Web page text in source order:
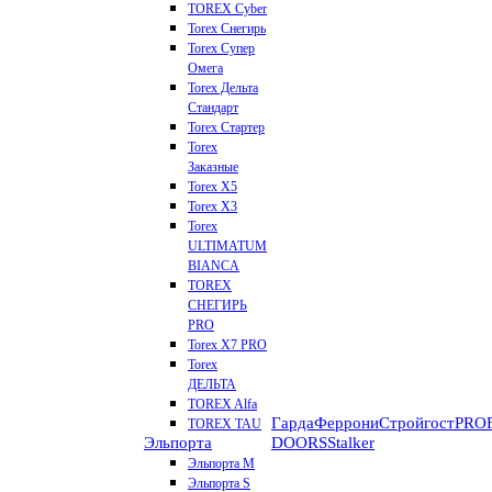
TOREX Cyber
Torex Снегирь
Torex Супер
Омега
Torex Дельта
Стандарт
Torex Стартер
Torex
Заказные
Torex Х5
Torex Х3
Torex
ULTIMATUM
BIANCA
TOREX
СНЕГИРЬ
PRO
Torex X7 PRO
Torex
ДЕЛЬТА
TOREX Alfa
TOREX TAU
Эльпорта
Эльпорта M
Эльпорта S
ГардаФеррониСтройгост
DOORSStalker